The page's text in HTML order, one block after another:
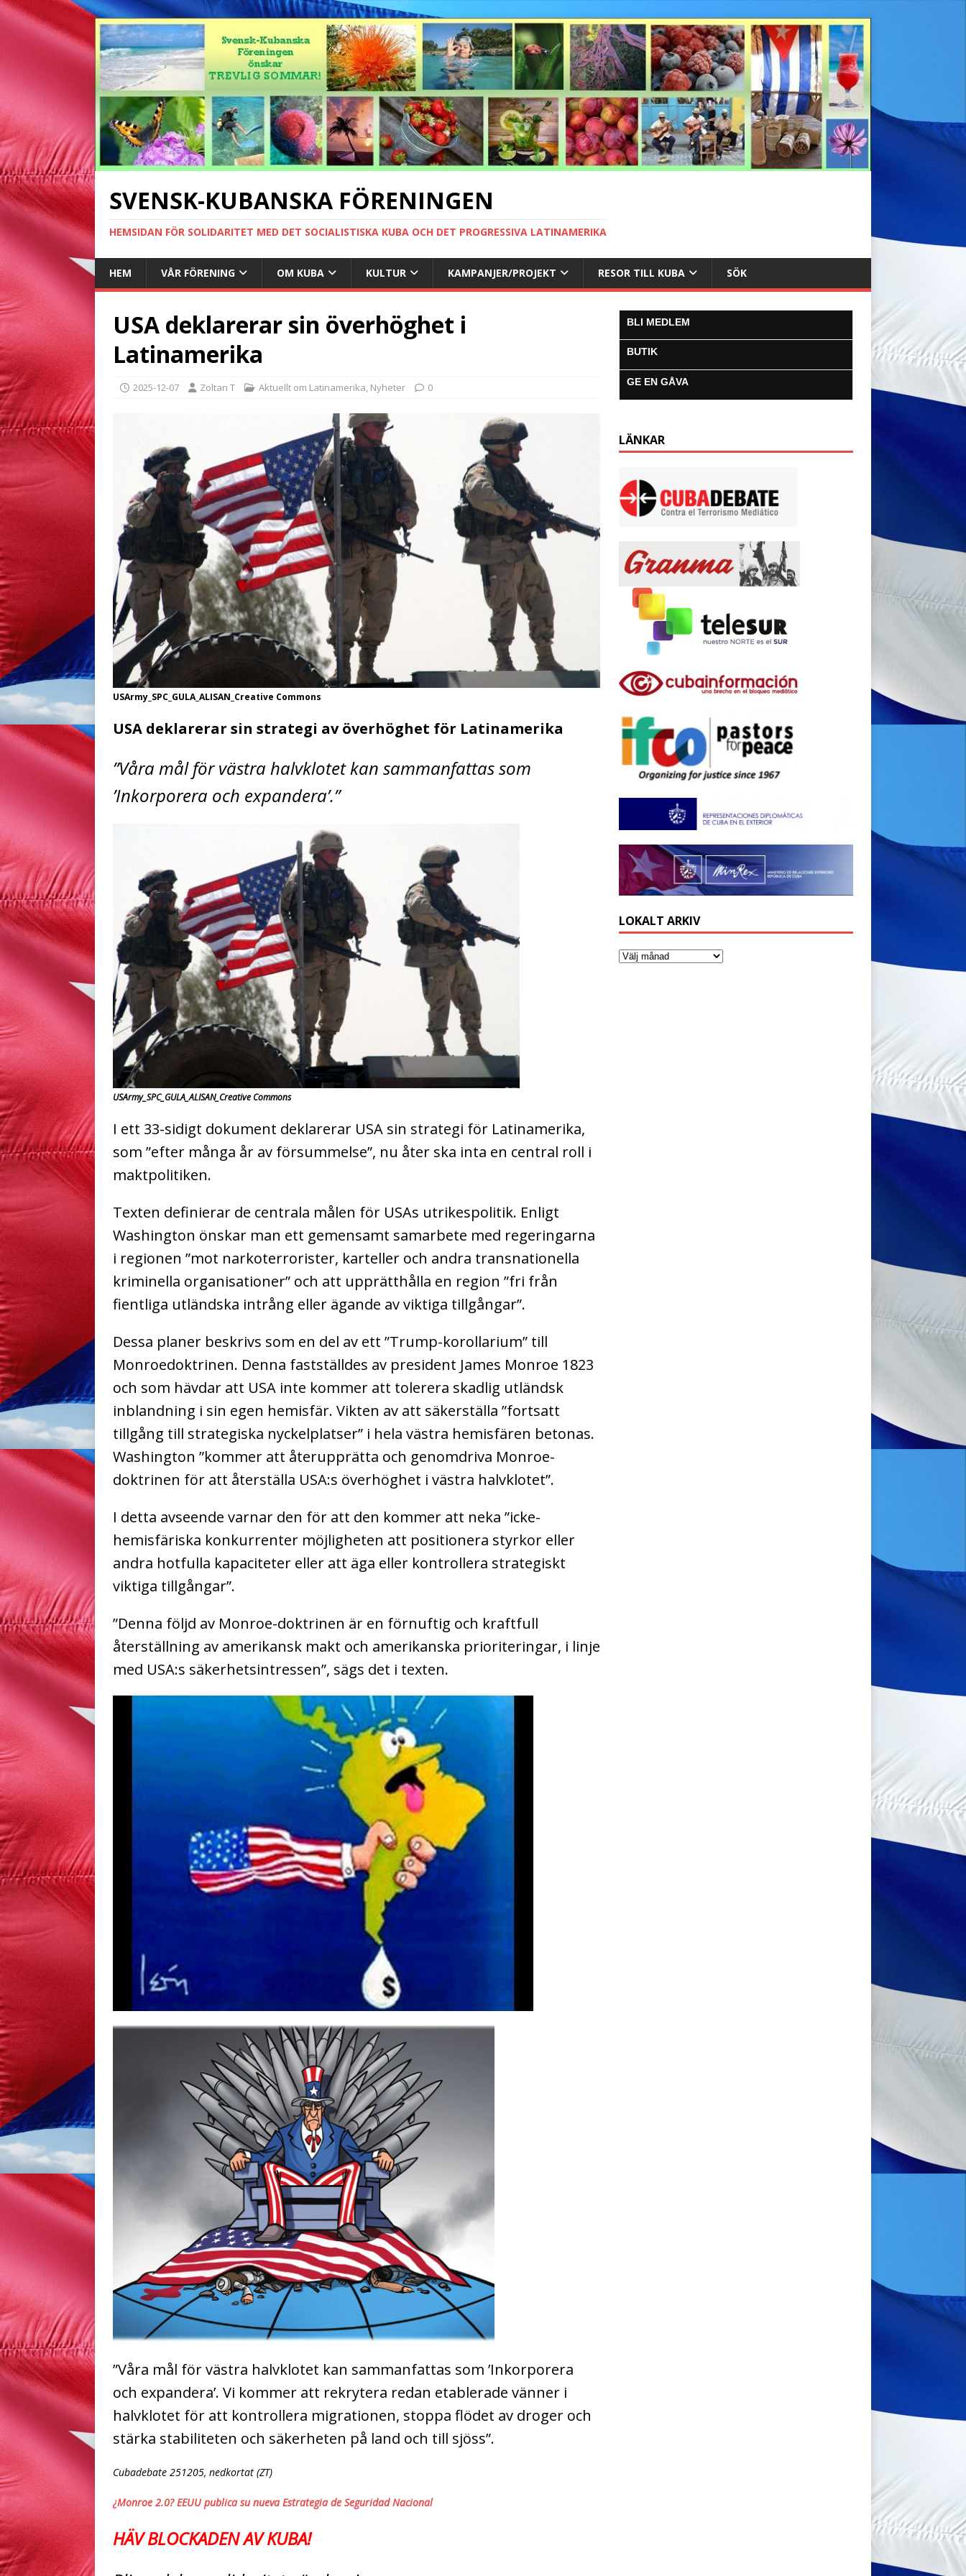
SVENSK-KUBANSKA FÖRENINGEN
HEMSIDAN FÖR SOLIDARITET MED DET SOCIALISTISKA KUBA OCH DET PROGRESSIVA LATINAMERIKA
HEM VÅR FÖRENING OM KUBA KULTUR KAMPANJER/PROJEKT RESOR TILL KUBA SÖK
USA deklarerar sin överhöghet i
Latinamerika
2025-12-07 Zoltan T Aktuellt om Latinamerika, Nyheter 0
USArmy_SPC_GULA_ALISAN_Creative Commons
USA deklarerar sin strategi av överhöghet för Latinamerika
”Våra mål för västra halvklotet kan sammanfattas som
’Inkorporera och expandera’.”
USArmy_SPC_GULA_ALISAN_Creative Commons
I ett 33-sidigt dokument deklarerar USA sin strategi för Latinamerika,
som ”efter många år av försummelse”, nu åter ska inta en central roll i
maktpolitiken.
Texten definierar de centrala målen för USAs utrikespolitik. Enligt
Washington önskar man ett gemensamt samarbete med regeringarna
i regionen ”mot narkoterrorister, karteller och andra transnationella
kriminella organisationer” och att upprätthålla en region ”fri från
fientliga utländska intrång eller ägande av viktiga tillgångar”.
Dessa planer beskrivs som en del av ett ”Trump-korollarium” till
Monroedoktrinen. Denna fastställdes av president James Monroe 1823
och som hävdar att USA inte kommer att tolerera skadlig utländsk
inblandning i sin egen hemisfär. Vikten av att säkerställa ”fortsatt
tillgång till strategiska nyckelplatser” i hela västra hemisfären betonas.
Washington ”kommer att återupprätta och genomdriva Monroe-
doktrinen för att återställa USA:s överhöghet i västra halvklotet”.
I detta avseende varnar den för att den kommer att neka ”icke-
hemisfäriska konkurrenter möjligheten att positionera styrkor eller
andra hotfulla kapaciteter eller att äga eller kontrollera strategiskt
viktiga tillgångar”.
”Denna följd av Monroe-doktrinen är en förnuftig och kraftfull
återställning av amerikansk makt och amerikanska prioriteringar, i linje
med USA:s säkerhetsintressen”, sägs det i texten.
”Våra mål för västra halvklotet kan sammanfattas som ’Inkorporera
och expandera’. Vi kommer att rekrytera redan etablerade vänner i
halvklotet för att kontrollera migrationen, stoppa flödet av droger och
stärka stabiliteten och säkerheten på land och till sjöss”.
Cubadebate 251205, nedkortat (ZT)
¿Monroe 2.0? EEUU publica su nueva Estrategia de Seguridad Nacional
HÄV BLOCKADEN AV KUBA!
BLI MEDLEM
BUTIK
GE EN GÅVA
LÄNKAR
LOKALT ARKIV